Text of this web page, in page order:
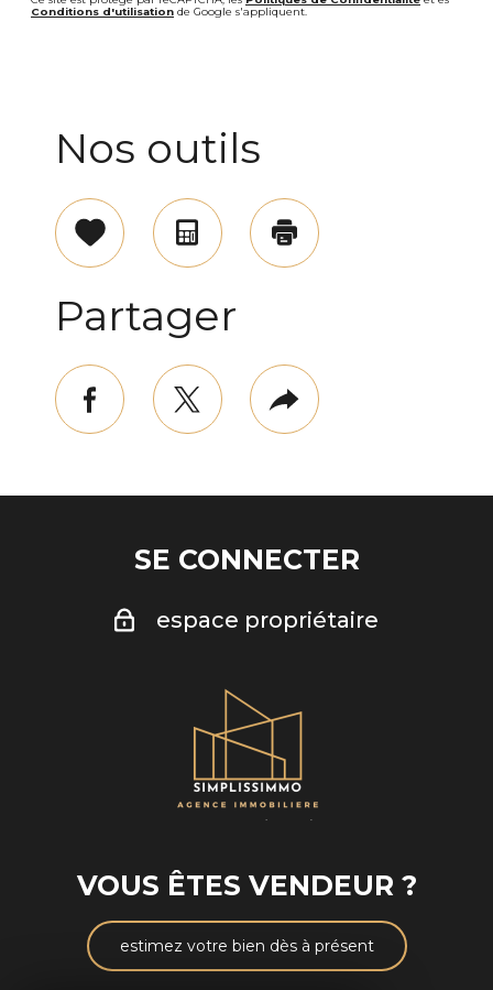
Conditions d'utilisation de Google s'appliquent.
Nos outils
Sélectionner
Calculatrice
Imprimer
Partager
facebooktwitterPlus
de
SE CONNECTER
espace propriétaire
VOUS ÊTES VENDEUR ?
estimez votre bien dès à présent